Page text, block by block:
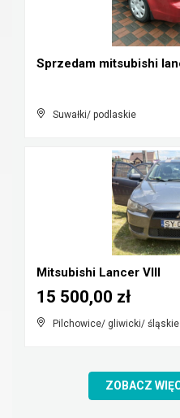
Sprzedam mitsubishi
Suwałki/ podlaskie
Mitsubishi Lancer VIII
Pilchowice/ gliwicki/ śląskie
15 500,00 zł
ZOBACZ